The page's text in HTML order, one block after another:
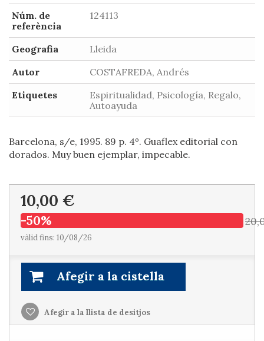
Núm. de
referència
124113
Geografia
Lleida
Autor
COSTAFREDA, Andrés
Etiquetes
Espiritualidad, Psicología, Regalo,
Autoayuda
Barcelona, s/e, 1995. 89 p. 4º. Guaflex editorial con
dorados. Muy buen ejemplar, impecable.
10,00 €
-50%
vàlid fins: 10/08/26
Afegir a la cistella
Afegir a la llista de desitjos